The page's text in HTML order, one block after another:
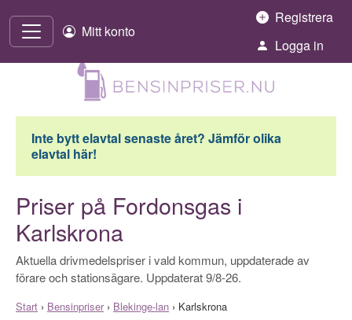
Mitt konto
Registrera
Logga in
Inte bytt elavtal senaste året? Jämför olika
elavtal här!
Priser på Fordonsgas i
Karlskrona
Aktuella drivmedelspriser i vald kommun, uppdaterade av
förare och stationsägare. Uppdaterat 9/8-26.
Start › Bensinpriser› Blekinge-lan › Karlskrona